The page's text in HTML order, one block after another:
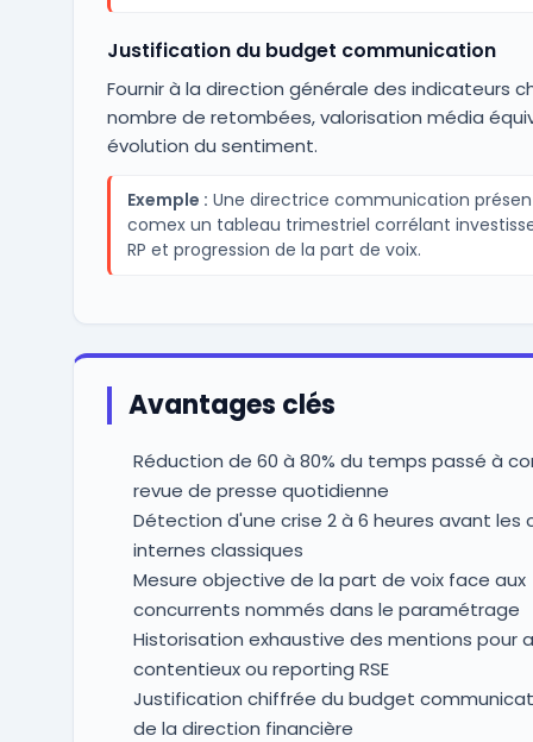
Justification du budget communication
Fournir à la direction générale des indicateurs
nombre de retombées, valorisation média
évolution du sentiment.
Exemple : Une directrice communication
comex un tableau trimestriel corrélant
RP et progression de la part de voix.
Avantages clés
Réduction de 60 à 80% du temps passé à
revue de presse quotidienne
Détection d'une crise 2 à 6 heures avant les
internes classiques
Mesure objective de la part de voix face aux
concurrents nommés dans le paramétrage
Historisation exhaustive des mentions pour
contentieux ou reporting RSE
Justification chiffrée du budget
de la direction financière